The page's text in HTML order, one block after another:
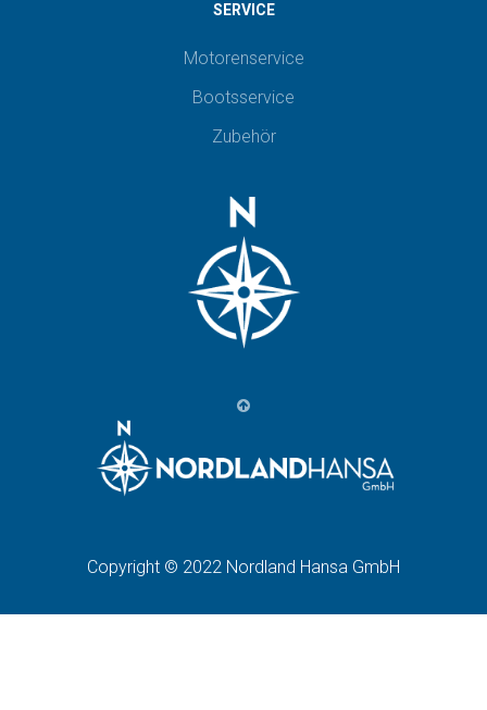
SERVICE
Motorenservice
Bootsservice
Zubehör
Copyright © 2022 Nordland Hansa GmbH